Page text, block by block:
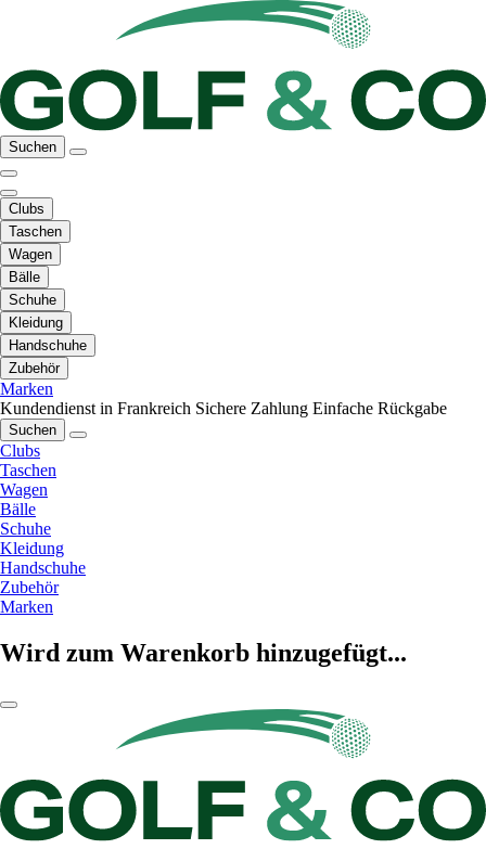
Suchen
Clubs
Taschen
Wagen
Bälle
Schuhe
Kleidung
Handschuhe
Zubehör
Marken
Kundendienst in Frankreich Sichere Zahlung Einfache Rückgabe
Suchen
Clubs
Taschen
Wagen
Bälle
Schuhe
Kleidung
Handschuhe
Zubehör
Marken
Wird zum Warenkorb hinzugefügt...